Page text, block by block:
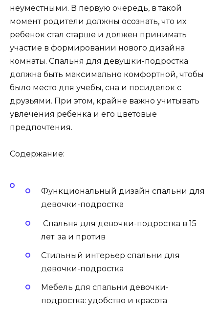
неуместными. В первую очередь, в такой
момент родители должны осознать, что их
ребенок стал старше и должен принимать
участие в формировании нового дизайна
комнаты. Спальня для девушки-подростка
должна быть максимально комфортной, чтобы
было место для учебы, сна и посиделок с
друзьями. При этом, крайне важно учитывать
увлечения ребенка и его цветовые
предпочтения.
Содержание:
Функциональный дизайн спальни для
девочки-подростка
Спальня для девочки-подростка в 15
лет: за и против
Стильный интерьер спальни для
девочки-подростка
Мебель для спальни девочки-
подростка: удобство и красота